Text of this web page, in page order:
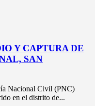
Y CAPTURA DE
SAN
Nacional Civil (PNC)
en el distrito de...